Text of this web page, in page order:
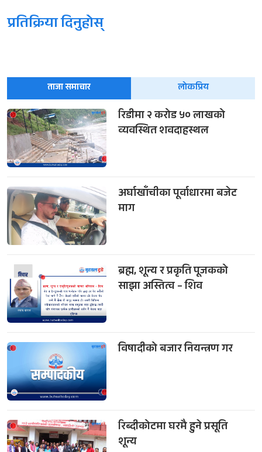
प्रतिक्रिया दिनुहोस्
ताजा समाचार लोकप्रिय
रिडीमा २ करोड ५० लाखको
व्यवस्थित शवदाहस्थल
अर्घाखाँचीका पूर्वाधारमा बजेट
माग
ब्रह्म, शून्य र प्रकृति पूजकको
साझा अस्तित्व – शिव
विषादीको बजार नियन्त्रण गर
रिब्दीकोटमा घरमै हुने प्रसूति
शून्य